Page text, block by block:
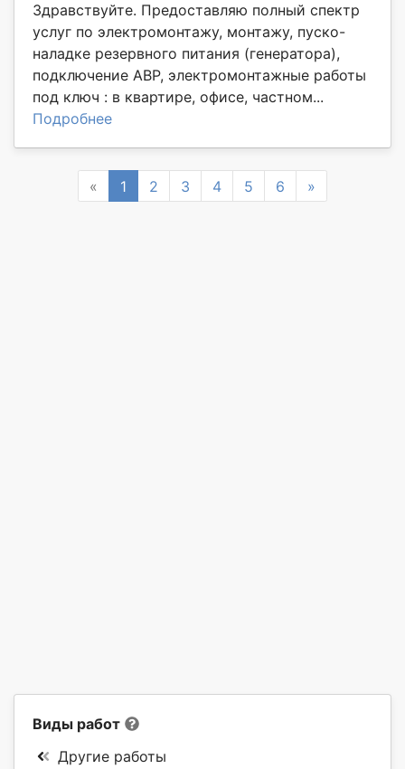
Здравствуйте. Предоставляю полный спектр
услуг по электромонтажу, монтажу, пуско-
наладке резервного питания (генератора),
подключение АВР, электромонтажные работы
под ключ : в квартире, офисе, частном...
Подробнее
« Previous
1 2 3 4 5 6 »
Виды работ
Другие работы